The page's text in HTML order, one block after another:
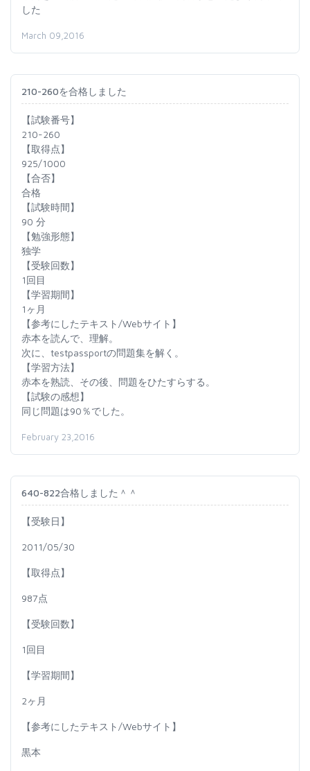
した
March 09,2016
210-260を合格しました
【試験番号】
210-260
【取得点】
925/1000
【合否】
合格
【試験時間】
90 分
【勉強形態】
独学
【受験回数】
1回目
【学習期間】
1ヶ月
【参考にしたテキスト/Webサイト】
赤本を読んで、理解。
次に、testpassportの問題集を解く。
【学習方法】
赤本を熟読、その後、問題をひたすらする。
【試験の感想】
同じ問題は90％でした。
February 23,2016
640-822合格しました＾＾
【受験日】
2011/05/30
【取得点】
987点
【受験回数】
1回目
【学習期間】
2ヶ月
【参考にしたテキスト/Webサイト】
黒本